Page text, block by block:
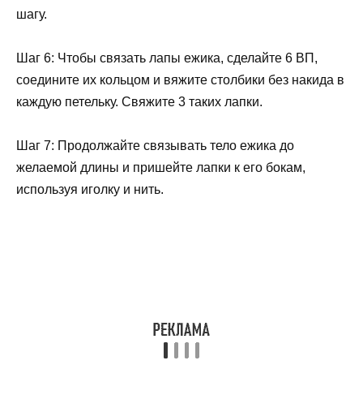
шагу.
Шаг 6: Чтобы связать лапы ежика, сделайте 6 ВП,
соедините их кольцом и вяжите столбики без накида в
каждую петельку. Свяжите 3 таких лапки.
Шаг 7: Продолжайте связывать тело ежика до
желаемой длины и пришейте лапки к его бокам,
используя иголку и нить.